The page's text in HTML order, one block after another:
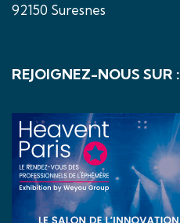
92150 Suresnes
REJOIGNEZ-NOUS SUR :